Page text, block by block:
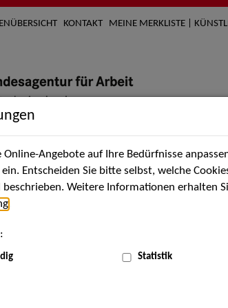
KONTAKT MEINE MERKLISTE |
Künstler*innen Über uns
Angebote auf Ihre Bedürfnisse
Entscheiden Sie bitte selbst, welche
Weitere Informationen erhalten
Statistik